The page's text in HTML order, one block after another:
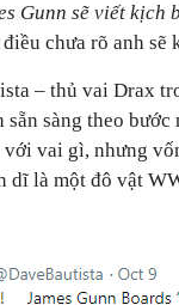
Gunn sẽ viết kịch
chưa rõ anh
– thủ vai Drax
sàng theo
với vai gì, nhưng
dĩ là một đô vật